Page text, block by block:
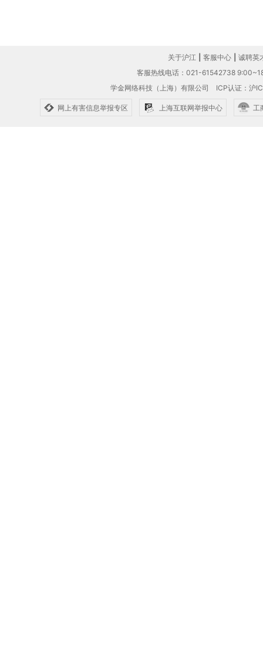
关于沪江 客服中心
诚聘英
客服热线电话：021-61542738
学金网络科技（上海）有限公司 ICP认证：沪
网上有害信息举报专区 上海互联网举报中心 工